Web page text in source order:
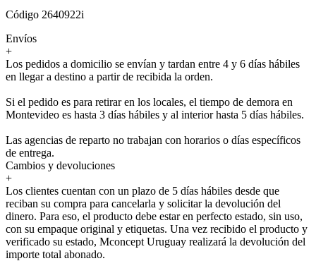
Código 2640922i
Envíos
+
Los pedidos a domicilio se envían y tardan entre 4 y 6 días hábiles
en llegar a destino a partir de recibida la orden.
Si el pedido es para retirar en los locales, el tiempo de demora en
Montevideo es hasta 3 días hábiles y al interior hasta 5 días hábiles.
Las agencias de reparto no trabajan con horarios o días específicos
de entrega.
Cambios y devoluciones
+
Los clientes cuentan con un plazo de 5 días hábiles desde que
reciban su compra para cancelarla y solicitar la devolución del
dinero. Para eso, el producto debe estar en perfecto estado, sin uso,
con su empaque original y etiquetas. Una vez recibido el producto y
verificado su estado, Mconcept Uruguay realizará la devolución del
importe total abonado.